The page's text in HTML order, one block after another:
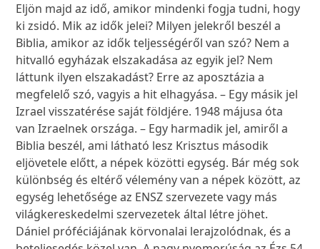
Eljön majd az idő, amikor mindenki fogja tudni, hogy
ki zsidó. Mik az idők jelei? Milyen jelekről beszél a
Biblia, amikor az idők teljességéről van szó? Nem a
hitvalló egyházak elszakadása az egyik jel? Nem
láttunk ilyen elszakadást? Erre az aposztázia a
megfelelő szó, vagyis a hit elhagyása. – Egy másik jel
Izrael visszatérése saját földjére. 1948 májusa óta
van Izraelnek országa. – Egy harmadik jel, amiről a
Biblia beszél, ami látható lesz Krisztus második
eljövetele előtt, a népek közötti egység. Bár még sok
különbség és eltérő vélemény van a népek között, az
egység lehetősége az ENSZ szervezete vagy más
világkereskedelmi szervezetek által létre jöhet.
Dániel próféciájának körvonalai lerajzolódnak, és a